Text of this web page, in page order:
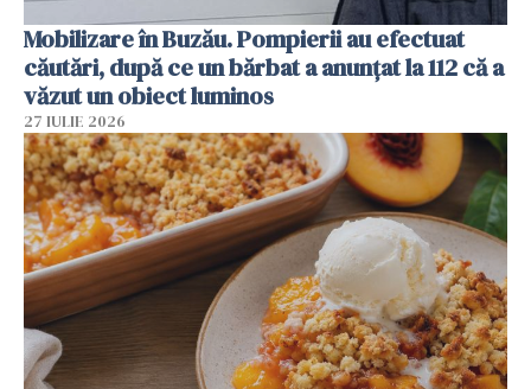
Mobilizare în Buzău. Pompierii au efectuat
căutări, după ce un bărbat a anunțat la 112 că a
văzut un obiect luminos
27 IULIE 2026